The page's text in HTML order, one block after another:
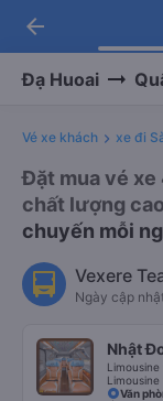
-
arrow_back
Đạ Huoai
Vé xe khách xe đi
Đặt mua vé xe
chất lượng
chuyến mỗi
Vexere
Ngày cập
Nhật
Limousine
Văn